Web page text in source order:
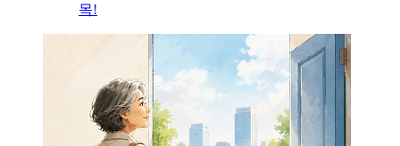
목!